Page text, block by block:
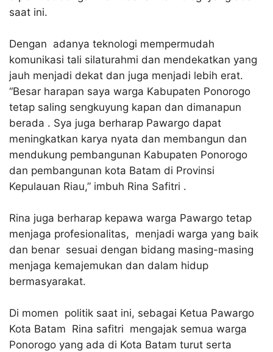
saat ini.
Dengan adanya teknologi mempermudah
komunikasi tali silaturahmi dan mendekatkan yang
jauh menjadi dekat dan juga menjadi lebih erat.
“Besar harapan saya warga Kabupaten Ponorogo
tetap saling sengkuyung kapan dan dimanapun
berada . Sya juga berharap Pawargo dapat
meningkatkan karya nyata dan membangun dan
mendukung pembangunan Kabupaten Ponorogo
dan pembangunan kota Batam di Provinsi
Kepulauan Riau,” imbuh Rina Safitri .
Rina juga berharap kepawa warga Pawargo tetap
menjaga profesionalitas, menjadi warga yang baik
dan benar sesuai dengan bidang masing-masing
menjaga kemajemukan dan dalam hidup
bermasyarakat.
Di momen politik saat ini, sebagai Ketua Pawargo
Kota Batam Rina safitri mengajak semua warga
Ponorogo yang ada di Kota Batam turut serta